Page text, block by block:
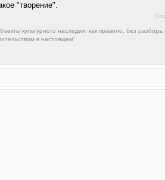
"творение".
культурного наследия, как правило, без
в настоящем"